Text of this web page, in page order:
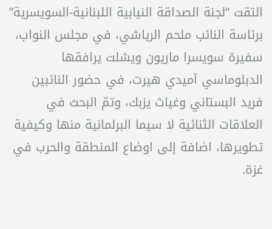
التقت “لجنة الصداقة النيابية اللبنانية-السويسرية”
برئاسة النائب ملحم الرياشي، في مجلس النواب،
سفيرة سويسرا ماريون ويشلت يرافقها
الدبلوماسي آميدي هيرت، في حضور النائبين
فريد البستاني وغياث يزبك، وتمّ البحث في
العلاقات الثنائية لا سيما البرلمانية منها وكيفية
تطويرها، اضافة إلى اوضاع المنطقة والحرب في
غزة.